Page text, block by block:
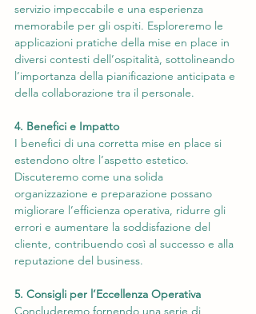
servizio impeccabile e una esperienza
memorabile per gli ospiti. Esploreremo le
applicazioni pratiche della mise en place in
diversi contesti dell’ospitalità, sottolineando
l’importanza della pianificazione anticipata e
della collaborazione tra il personale.
4. Benefici e Impatto
I benefici di una corretta mise en place si
estendono oltre l’aspetto estetico.
Discuteremo come una solida
organizzazione e preparazione possano
migliorare l’efficienza operativa, ridurre gli
errori e aumentare la soddisfazione del
cliente, contribuendo così al successo e alla
reputazione del business.
5. Consigli per l’Eccellenza Operativa
Concluderemo fornendo una serie di